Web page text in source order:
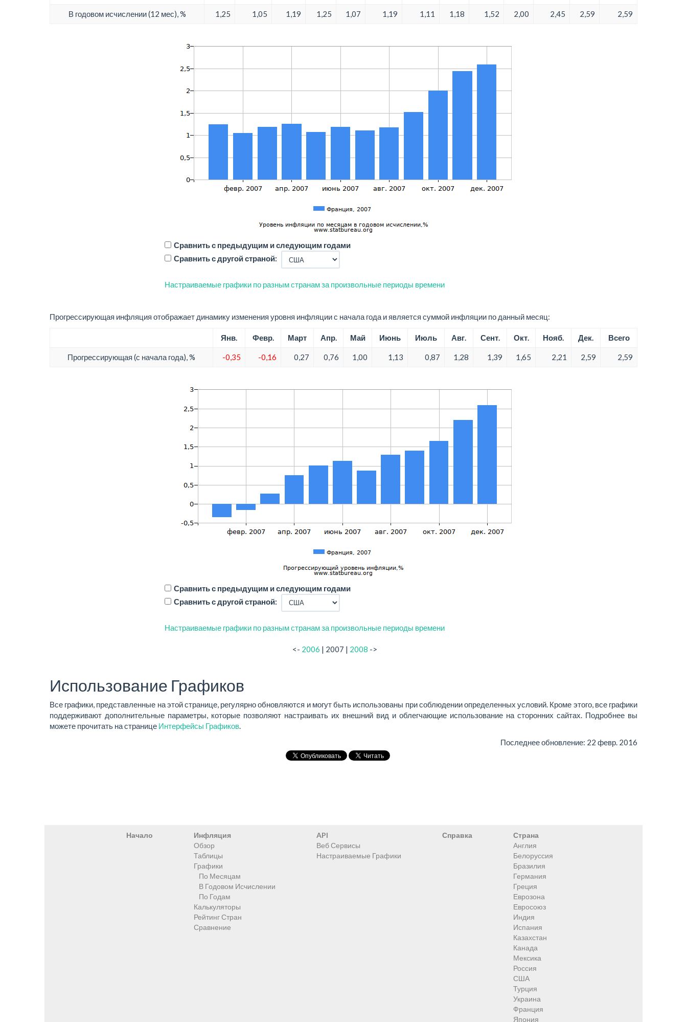
В годовом исчислении (12 мес), % 1,25 1,05 1,19 1,25 1,07 1,19 1,11 1,18 1,52 2,00 2,45 2,59 2,59
Сравнить с предыдущим и следующим годами
Сравнить с другой страной:
Настраиваемые графики по разным странам за произвольные периоды времени
Прогрессирующая инфляция отображает динамику изменения уровня инфляции с начала года и является суммой инфляции по данный месяц:
Янв. Февр. Март Апр. Май Июнь Июль Авг. Сент. Окт. Нояб. Дек. Всего
Прогрессирующая (с начала года), % -0,35 -0,16 0,27 0,76 1,00 1,13 0,87 1,28 1,39 1,65 2,21 2,59 2,59
Сравнить с предыдущим и следующим годами
Сравнить с другой страной:
Настраиваемые графики по разным странам за произвольные периоды времени
<- 2006 | 2007 | 2008 ->
Использование Графиков
Все графики, представленные на этой странице, регулярно обновляются и могут быть использованы при соблюдении определенных условий. Кроме этого, все графики
поддерживают дополнительные параметры, которые позволяют настраивать их внешний вид и облегчающие использование на сторонних сайтах. Подробнее вы
можете прочитать на странице Интерфейсы Графиков.
Последнее обновление: 22 февр. 2016
Начало
Инфляция
Обзор
Таблицы
Графики
По Месяцам
В Годовом Исчислении
По Годам
Калькуляторы
Рейтинг Стран
Сравнение
API
Веб Сервисы
Настраиваемые Графики
Справка
Страна
Англия
Белоруссия
Бразилия
Германия
Греция
Еврозона
Евросоюз
Индия
Испания
Казахстан
Канада
Мексика
Россия
США
Турция
Украина
Франция
Япония